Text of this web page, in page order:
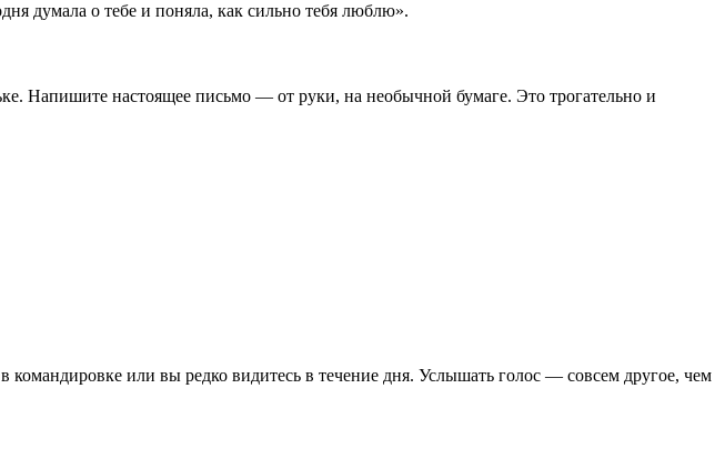
думала о тебе и поняла, как сильно тебя люблю».
Напишите настоящее письмо — от руки, на необычной бумаге. Это трогательно и
командировке или вы редко видитесь в течение дня. Услышать голос — совсем другое, чем